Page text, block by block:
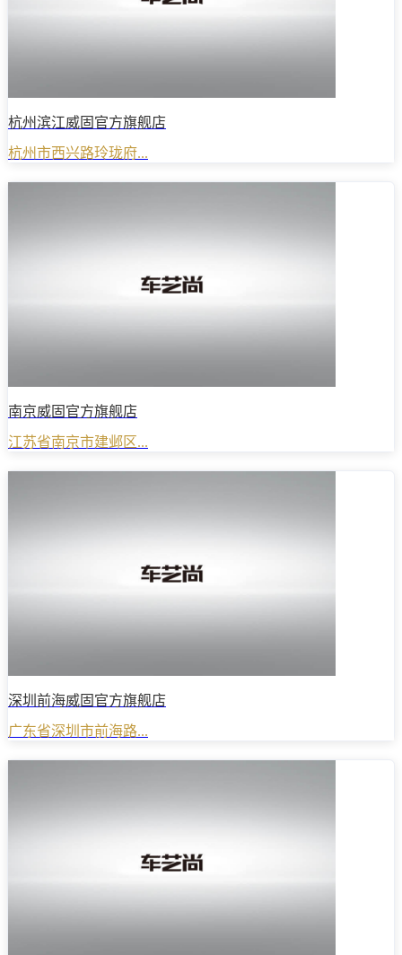
杭州滨江威固官方旗舰店
杭州市西兴路玲珑府...
南京威固官方旗舰店
江苏省南京市建邺区...
深圳前海威固官方旗舰店
广东省深圳市前海路...